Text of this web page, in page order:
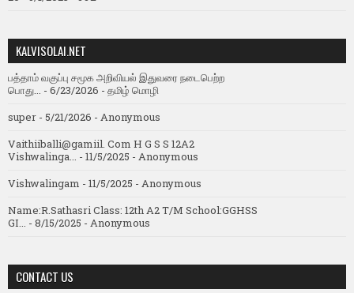
KALVISOLAI.NET
பத்தாம் வகுப்பு சமூக அறிவியல் இதுவரை நடைபெற்ற
பொது... - 6/23/2026 - தமிழ் மொழி
super - 5/21/2026 - Anonymous
Vaithiiballi@gamiil. Com H G S S 12A2
Vishwalinga... - 11/5/2025 - Anonymous
Vishwalingam - 11/5/2025 - Anonymous
Name:R.Sathasri Class: 12th A2 T/M School:GGHSS
GI... - 8/15/2025 - Anonymous
CONTACT US